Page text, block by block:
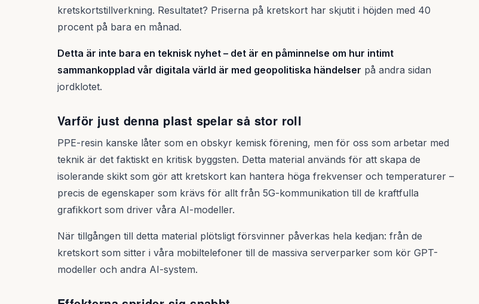
kretskortstillverkning. Resultatet? Priserna på kretskort har skjutit i höjden med 40
procent på bara en månad.
Detta är inte bara en teknisk nyhet – det är en påminnelse om hur intimt
sammankopplad vår digitala värld är med geopolitiska händelser på andra sidan
jordklotet.
Varför just denna plast spelar så stor roll
PPE-resin kanske låter som en obskyr kemisk förening, men för oss som arbetar med
teknik är det faktiskt en kritisk byggsten. Detta material används för att skapa de
isolerande skikt som gör att kretskort kan hantera höga frekvenser och temperaturer –
precis de egenskaper som krävs för allt från 5G-kommunikation till de kraftfulla
grafikkort som driver våra AI-modeller.
När tillgången till detta material plötsligt försvinner påverkas hela kedjan: från de
kretskort som sitter i våra mobiltelefoner till de massiva serverparker som kör GPT-
modeller och andra AI-system.